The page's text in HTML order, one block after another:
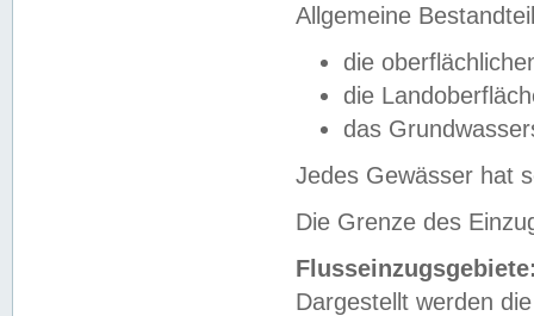
Allgemeine
die
die
das
Jedes Gewässer hat
Die Grenze des
Dargestellt werden